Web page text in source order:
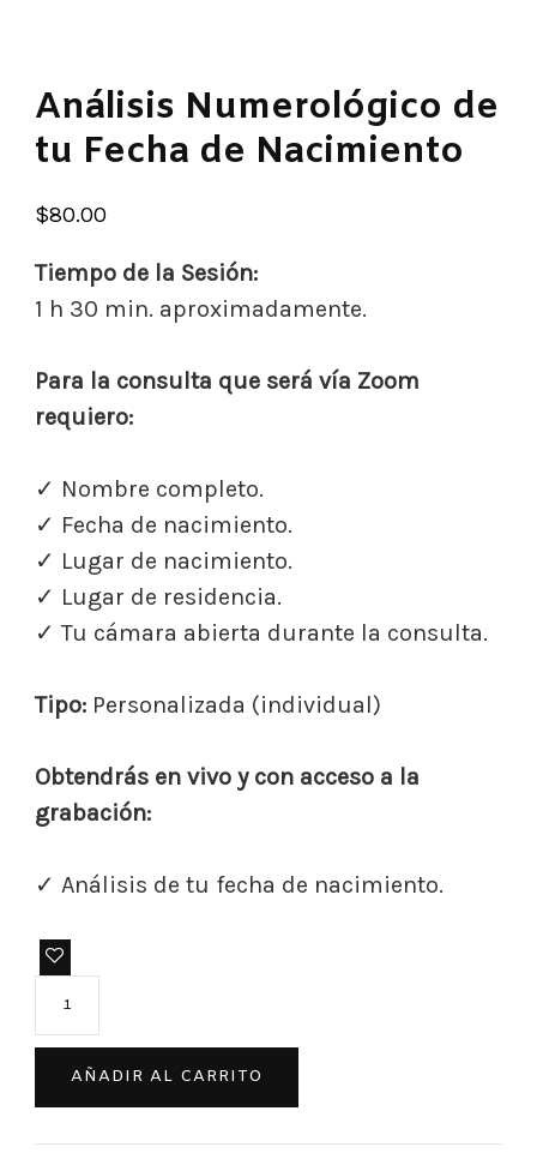
Análisis Numerológico de
tu Fecha de Nacimiento
$80.00
Tiempo de la Sesión:
1 h 30 min. aproximadamente.
Para la consulta que será vía Zoom
requiero:
✓ Nombre completo.
✓ Fecha de nacimiento.
✓ Lugar de nacimiento.
✓ Lugar de residencia.
✓ Tu cámara abierta durante la consulta.
Tipo: Personalizada (individual)
Obtendrás en vivo y con acceso a la
grabación:
✓ Análisis de tu fecha de nacimiento.
de
Fecha
de
AÑADIR AL CARRITO